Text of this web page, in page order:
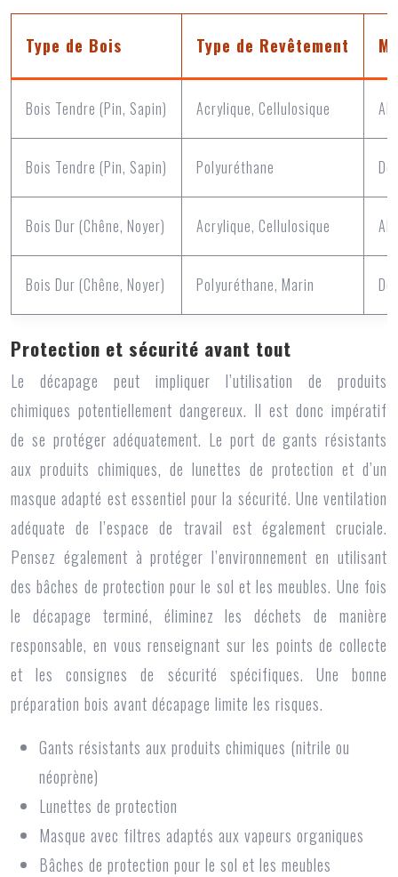
Type de Bois Type de Revêtement
Bois Tendre (Pin, Sapin) Acrylique, Cellulosique
Bois Tendre (Pin, Sapin) Polyuréthane
Bois Dur (Chêne, Noyer) Acrylique, Cellulosique
Bois Dur (Chêne, Noyer) Polyuréthane, Marin
Protection et sécurité avant tout
Le décapage peut impliquer l’utilisation de produits
chimiques potentiellement dangereux. Il est donc impératif
de se protéger adéquatement. Le port de gants résistants
aux produits chimiques, de lunettes de protection et d’un
masque adapté est essentiel pour la sécurité. Une ventilation
adéquate de l’espace de travail est également cruciale.
Pensez également à protéger l’environnement en utilisant
des bâches de protection pour le sol et les meubles. Une fois
le décapage terminé, éliminez les déchets de manière
responsable, en vous renseignant sur les points de collecte
et les consignes de sécurité spécifiques. Une bonne
préparation bois avant décapage limite les risques.
Gants résistants aux produits chimiques (nitrile ou
néoprène)
Lunettes de protection
Masque avec filtres adaptés aux vapeurs organiques
Bâches de protection pour le sol et les meubles